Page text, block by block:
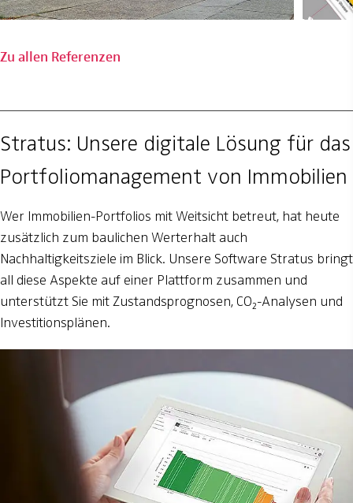
Zu allen Referenzen
Stratus: Unsere digitale Lösung für das
Portfoliomanagement von Immobilien
Wer Immobilien-Portfolios mit Weitsicht betreut, hat heute
zusätzlich zum baulichen Werterhalt auch
Nachhaltigkeitsziele im Blick. Unsere Software Stratus bringt
all diese Aspekte auf einer Plattform zusammen und
unterstützt Sie mit Zustandsprognosen, CO₂-Analysen und
Investitionsplänen.